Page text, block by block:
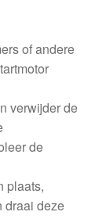
of andere
verwijder de
de
plaats,
draai deze